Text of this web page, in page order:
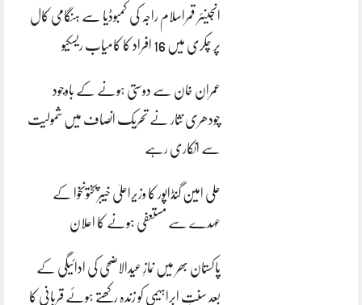
انجینئر قمراسلام راجہ کی کمبوڈیا سے ہنگامی کال
پر چکری میں 16 افراد کا کامیاب ریسکیو
عمران خان سے دوستی ہونے کے باوجود
چودھری نثار نے تحریک انصاف میں شمولیت
سے انکاری رہے
علی امین گنڈاپور کا وزیراعلیٰ خیبرپختونخوا کے
عہدے سے مستعفی ہونے کا اعلان
پاکستان بھر میں نمازِ عیدالاضحی کی ادائیگی کے
بعد سنتِ ابراہیمی کو زندہ رکھتے ہوئے قربانی کا